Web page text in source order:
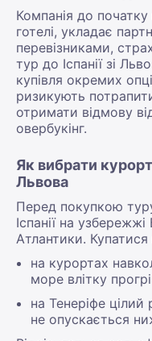
Компанія до
готелі, укладає
перевізниками,
тур до Іспанії зі
купівля окремих
ризикують
отримати відмову
овербукінг.
Як вибрати курорт
Львова
Перед покупкою
Іспанії на
Атлантики.
на курортах
море влітку
на Тенеріфе цілий
не опускається